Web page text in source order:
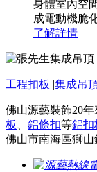
身體室內空
成電動機脆
了解詳情
工程扣板 |集成吊
佛山源藝裝飾20
板
鋁條扣等鋁扣
佛山市南海區獅